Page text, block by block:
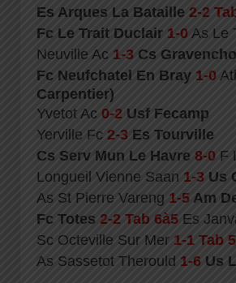
Es Arques La Bataille 2-2
Fc Le Trait Duclair 1-0 As Le
Neuville Ac 1-3 Cs
Fc Neufchatel En Bray 1-0
Carpentier)
Yvetot Ac 0-2 Usf Fecamp
Yerville Fc 2-3 Es Tourville
Cs Serv Mun Le Havre 8-0 F
Longueil Vienne Saan 1-3 Us
As St Pierre Vareng 1-5 Am
Fc Totes 2-2 Tab 6à5 Es
Sc Octeville Sur Mer 1-1 Tab
As Sassetot Therould 1-6 Us